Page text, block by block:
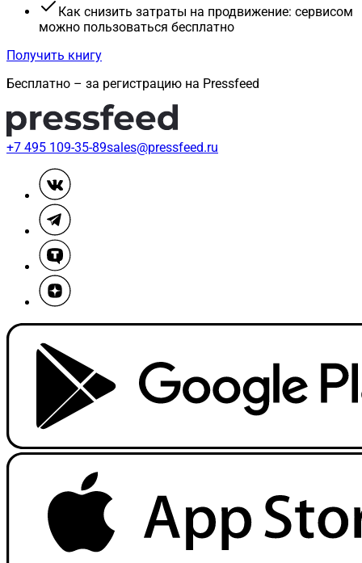
Как снизить затраты на продвижение: сервисом
можно пользоваться бесплатно
Получить книгу
Бесплатно – за регистрацию на Pressfeed
+7 495 109-35-89sales@pressfeed.ru